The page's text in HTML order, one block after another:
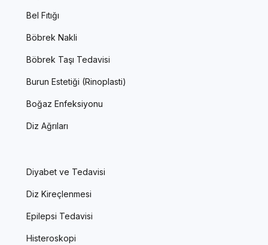
Bel Fıtığı
Böbrek Nakli
Böbrek Taşı Tedavisi
Burun Estetiği (Rinoplasti)
Boğaz Enfeksiyonu
Diz Ağrıları
Diyabet ve Tedavisi
Diz Kireçlenmesi
Epilepsi Tedavisi
Histeroskopi